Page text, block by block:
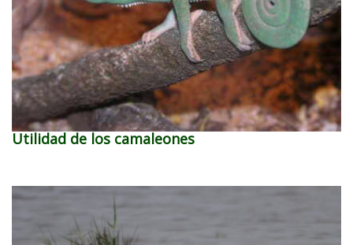
Utilidad de los camaleones